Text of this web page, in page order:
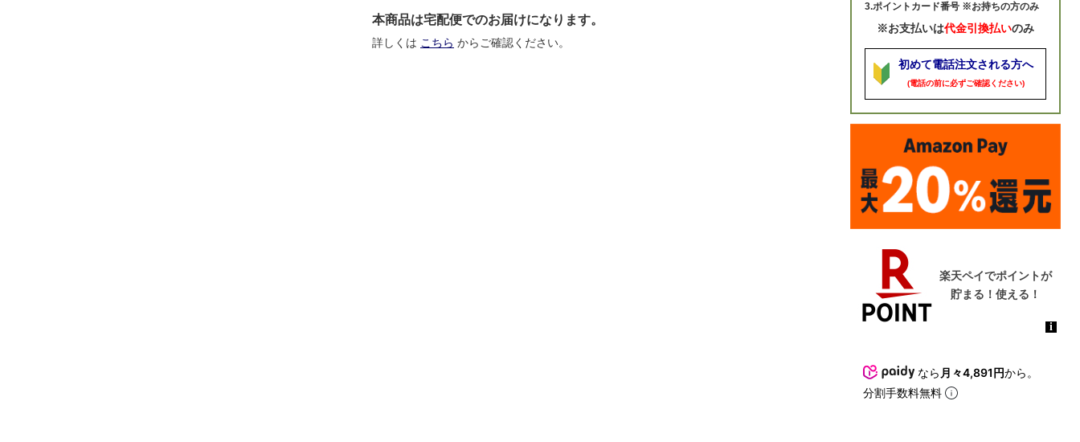
本商品は宅配便でのお届けになります。
詳しくは こちら からご確認ください。
3.ポイントカード番号 ※お持ちの方のみ
※お支払いは代金引換払いのみ
初めて電話注文される方へ
(電話の前に必ずご確認ください)
なら 月々4,891円から。
分割手数料無料